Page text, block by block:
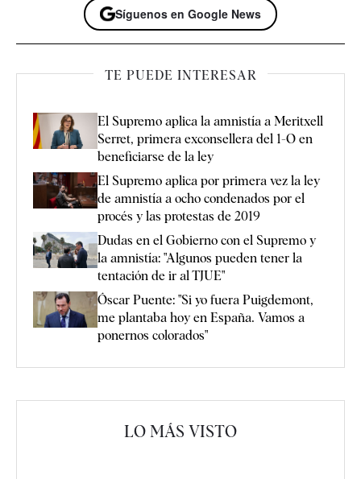
Síguenos en Google News
TE PUEDE INTERESAR
El Supremo aplica la amnistía a Meritxell
Serret, primera exconsellera del 1-O en
beneficiarse de la ley
El Supremo aplica por primera vez la ley
de amnistía a ocho condenados por el
procés y las protestas de 2019
Dudas en el Gobierno con el Supremo y
la amnistía: "Algunos pueden tener la
tentación de ir al TJUE"
Óscar Puente: "Si yo fuera Puigdemont,
me plantaba hoy en España. Vamos a
ponernos colorados"
LO MÁS VISTO